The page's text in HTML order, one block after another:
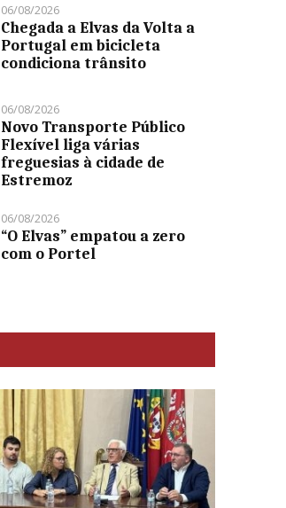
06/08/2026
Chegada a Elvas da Volta a
Portugal em bicicleta
condiciona trânsito
06/08/2026
Novo Transporte Público
Flexível liga várias
freguesias à cidade de
Estremoz
06/08/2026
“O Elvas” empatou a zero
com o Portel